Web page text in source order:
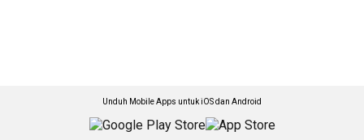
Unduh Mobile Apps untuk iOS dan Android